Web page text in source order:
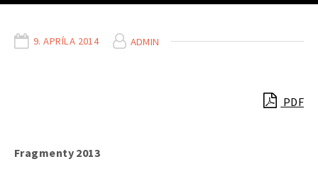
9. APRÍLA 2014 ADMIN
PDF
Fragmenty 2013